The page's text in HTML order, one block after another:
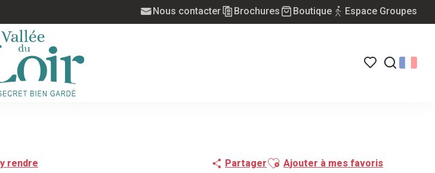
Nous contacter Brochures Boutique Espace Groupes
rendre PartagerAjouter aux favoris
Ajouter à mes favoris